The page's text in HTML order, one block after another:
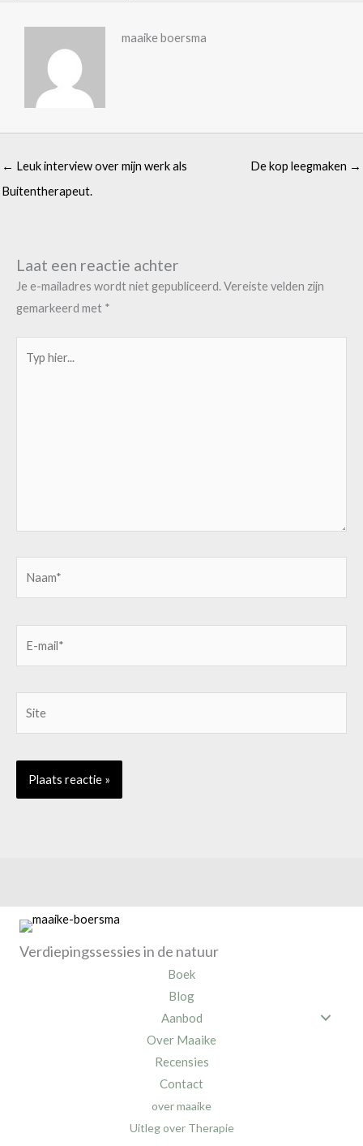
maaike boersma
← Leuk interview over mijn werk als
Buitentherapeut.
De kop leegmaken →
Laat een reactie achter
Je e-mailadres wordt niet gepubliceerd.Vereiste velden zijn
gemarkeerd met *
hier...
Verdiepingssessies in de natuur
Boek
Blog
Aanbod
Over Maaike
Recensies
Contact
over maaike
Uitleg over Therapie